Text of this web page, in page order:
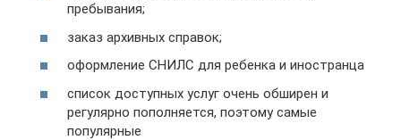
пребывания;
заказ архивных справок;
оформление СНИЛС для ребенка и иностранца
список доступных услуг очень обширен и
регулярно пополняется, поэтому самые
популярные